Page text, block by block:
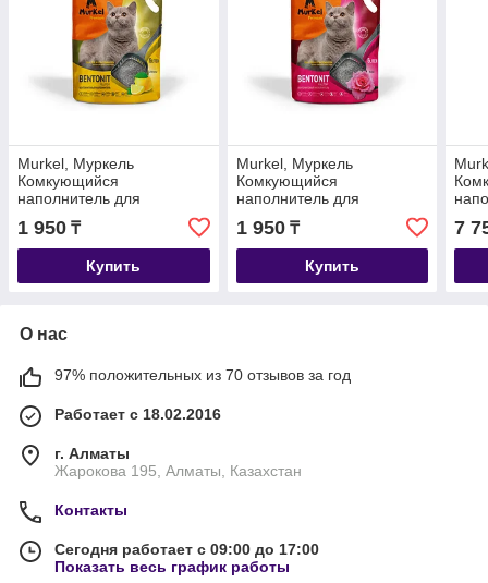
Murkel, Муркель
Комкующийся
наполнитель для
кошачьего туалета с
ароматом лимона, уп. 5л
(4 кг.)
1 950 ₸
Купить
Murkel, Муркель
Комкующийся
наполнитель для
кошачьего туалета с
ароматом розы, уп. 5л (4
кг.)
1 950₸
Купить
(16
7
О нас
97% положительных из 70 отзывов за год
Работает с 18.02.2016
г. Алматы
Жарокова 195, Алматы, Казахстан
Контакты
Сегодня работает с 09:00 до 17:00
Показать весь график работы